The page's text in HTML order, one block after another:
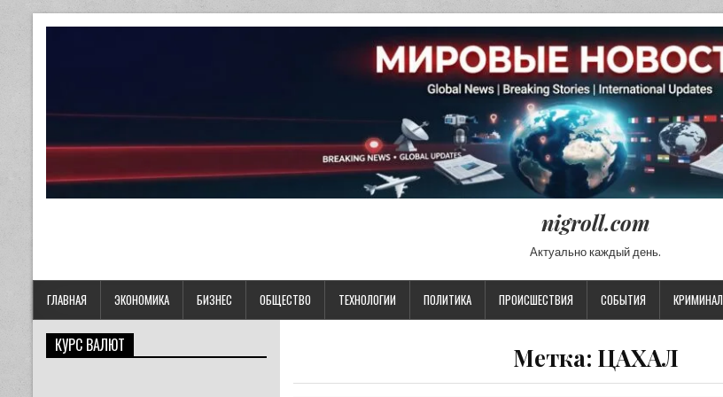
nigroll.com
Актуально каждый день.
ГЛАВНАЯ ЭКОНОМИКА БИЗНЕС ОБЩЕСТВО ТЕХНОЛОГИИ ПОЛИТИКА ПРОИСШЕСТВИЯ СОБЫТИЯ КРИМИНАЛ
Метка: ЦАХАЛ
КУРС ВАЛЮТ